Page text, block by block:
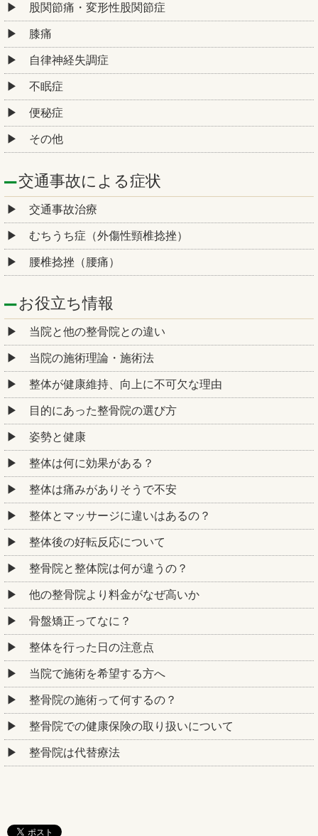
股関節痛・変形性股関節症
膝痛
自律神経失調症
不眠症
便秘症
その他
交通事故による症状
交通事故治療
むちうち症（外傷性頸椎捻挫）
腰椎捻挫（腰痛）
お役立ち情報
当院と他の整骨院との違い
当院の施術理論・施術法
整体が健康維持、向上に不可欠な理由
目的にあった整骨院の選び方
姿勢と健康
整体は何に効果がある？
整体は痛みがありそうで不安
整体とマッサージに違いはあるの？
整体後の好転反応について
整骨院と整体院は何が違うの？
他の整骨院より料金がなぜ高いか
骨盤矯正ってなに？
整体を行った日の注意点
当院で施術を希望する方へ
整骨院の施術って何するの？
整骨院での健康保険の取り扱いについて
整骨院は代替療法